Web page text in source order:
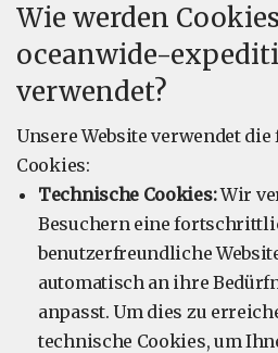
Wie werden
oceanwide-
verwendet?
Unsere Website verwendet
Cookies:
Technische Cookies:Wir
Besuchern eine
benutzerfreundliche
automatisch an ihre
anpasst. Um dies zu
technische Cookies, um